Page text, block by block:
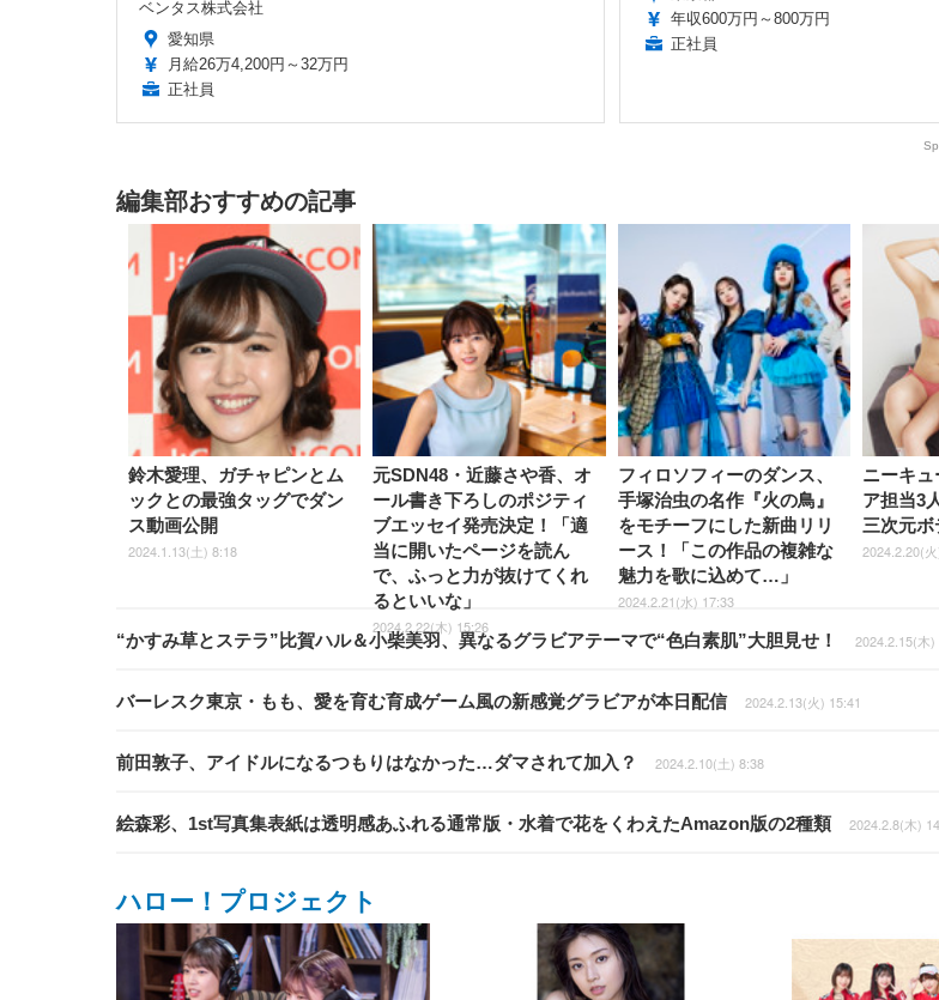
ベンタス株式会社
愛知県
月給26万4,200円～32万円
正社員
年収600万円～800万円
正社員
編集部おすすめの記事
鈴木愛理、ガチャピンとム
ックとの最強タッグでダン
ス動画公開
2024.1.13(土) 8:18
元SDN48・近藤さや香、オ
ール書き下ろしのポジティ
ブエッセイ発売決定！「適
当に開いたページを読ん
で、ふっと力が抜けてくれ
るといいな」
2024.2.22(木) 15:26
フィロソフィーのダンス、
手塚治虫の名作『火の鳥』
をモチーフにした新曲リリ
ース！「この作品の複雑な
魅力を歌に込めて…」
2024.2.21(水) 17:33
ニーキ
ア担当3
三次元ボ
2024.2.20(
“かすみ草とステラ”比賀ハル＆小柴美羽、異なるグラビアテーマで“色白素肌”大胆見せ！ 2024.2.15(木)
バーレスク東京・もも、愛を育む育成ゲーム風の新感覚グラビアが本日配信 2024.2.13(火) 15:41
前田敦子、アイドルになるつもりはなかった…ダマされて加入？ 2024.2.10(土) 8:38
絵森彩、1st写真集表紙は透明感あふれる通常版・水着で花をくわえたAmazon版の2種類 2024.2.8(木)
ハロー！プロジェクト